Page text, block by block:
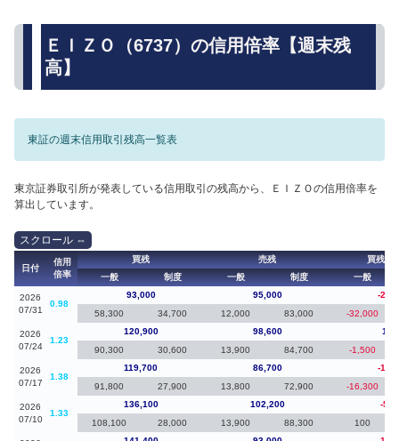
ＥＩＺＯ（6737）の信用倍率【週末残
高】
東証の週末信用取引残高一覧表
東京証券取引所が発表している信用取引の残高から、ＥＩＺＯの信用倍率を
算出しています。
日付
信用
倍率
買残 売残
買残（
一般
制度 一般 制度 一般
2026
07/31
0.98
93,000 95,000
-
58,300
34,700 12,000 83,000 -32,000
2026
07/24
1.23
120,900 98,600
90,300
30,600 13,900 84,700 -1,500
2026
07/17
1.38
119,700 86,700
-
91,800
27,900 13,800 72,900 -16,300
2026
07/10
1.33
136,100 102,200
-
108,100
28,000 13,900 88,300 100